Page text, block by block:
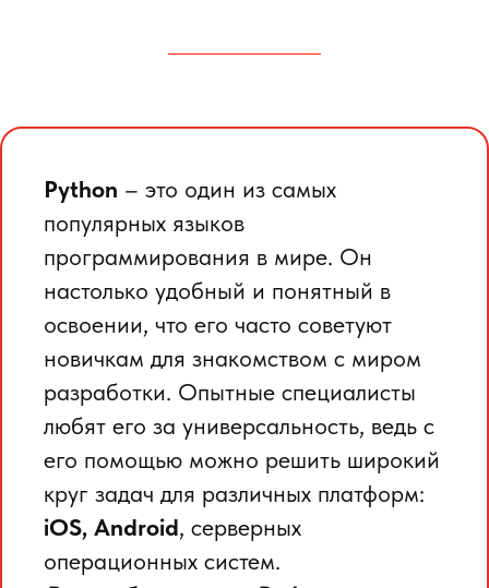
Python – это один из самых
популярных языков
программирования в мире. Он
настолько удобный и понятный в
освоении, что его часто советуют
новичкам для знакомством с миром
разработки. Опытные специалисты
любят его за универсальность, ведь с
его помощью можно решить широкий
круг задач для различных платформ:
iOS, Android, серверных
операционных систем.